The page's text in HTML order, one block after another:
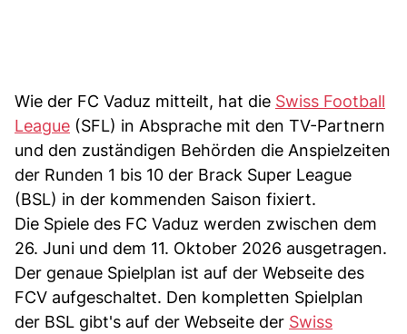
Wie der FC Vaduz mitteilt, hat die Swiss Football
League (SFL) in Absprache mit den TV-Partnern
und den zuständigen Behörden die Anspielzeiten
der Runden 1 bis 10 der Brack Super League
(BSL) in der kommenden Saison fixiert.
Die Spiele des FC Vaduz werden zwischen dem
26. Juni und dem 11. Oktober 2026 ausgetragen.
Der genaue Spielplan ist auf der Webseite des
FCV aufgeschaltet. Den kompletten Spielplan
der BSL gibt's auf der Webseite der Swiss